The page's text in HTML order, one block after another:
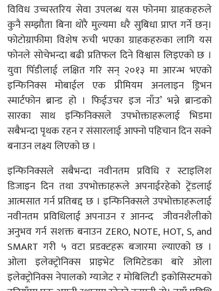
विविध उच्चस्तरिय सेवा उपलब्ध यस फोनमा ग्राहकहरुले
कुनै सम्झौता बिना थोरै मुल्यमा धरै सुबिधा प्राप्त गर्ने छन्।
फोटोग्राफीमा विशेष रुची भएका ग्राहकहरुका लागि यस
फोनले सोचेभन्दा बढी प्रतिफल दिने विश्वास लिइएको छ ।
युवा पिँडीलाई लक्षित गरि सन् २०१३ मा आरन्भ भएको
इन्फिनिक्स मोबाईल एक प्रीमियम अनलाइन ड्रिभन
स्मार्टफोन ब्रान्ड हो । फिईउचर इज नाँउ’ भन्ने ब्रान्डको
सारका साथ इन्फिनिक्सले उपभोक्ताहरूलाई भिडमा
सबैभन्दा पृथक रहन र संसारलाई आफ्नो पहिचान दिन सक्ने
बनाउन लक्ष्य लिएको छ ।
इन्फिनिक्सले सबैभन्दा नवीनतम प्रविधि र स्टाइलिश
डिजाइन दिन तथा उपभोक्ताहरूले अपनाईरहेको ट्रेंडलाई
आत्मसात गर्न प्रतिबद्द छ । इन्फिनिक्सले उपभोक्ताहरूलाई
नवीनतम प्रविधिलाई अपनाउन र आनन्द जीवनशैलीको
अनुभव गर्न सशक्त बनाउन ZERO, NOTE, HOT, S, and
SMART गरी ५ वटा प्रडक्टहरू बजारमा ल्याएको छ ।
ओला इलेक्ट्रोनिक्स प्राइभेट लिमिटेडका बारे ओला
इलेक्ट्रोनिक्स नेपालको ग्याजेट र मोबिलिटी इकोसिस्टमको